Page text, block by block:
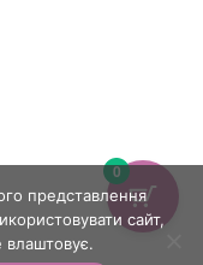
0
представлення
сайт,